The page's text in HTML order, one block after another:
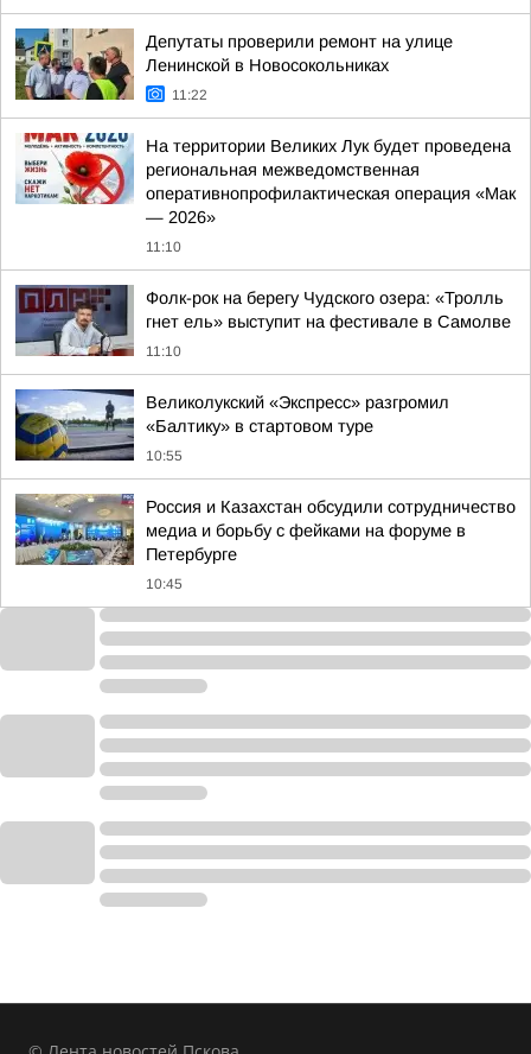
Депутаты проверили ремонт на улице
Ленинской в Новосокольниках
11:22
На территории Великих Лук будет проведена
региональная межведомственная
оперативнопрофилактическая операция «Мак
— 2026»
11:10
Фолк-рок на берегу Чудского озера: «Тролль
гнет ель» выступит на фестивале в Самолве
11:10
Великолукский «Экспресс» разгромил
«Балтику» в стартовом туре
10:55
Россия и Казахстан обсудили сотрудничество
медиа и борьбу с фейками на форуме в
Петербурге
10:45